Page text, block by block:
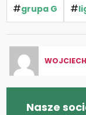
#grupa G #
Nasze